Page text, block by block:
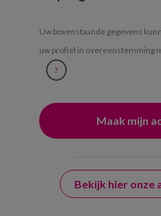
Uw bovenstaande gegevens
uw profiel in overeenstemming
?
Bekijk hier onze